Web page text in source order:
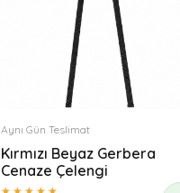
Aynı Gün Teslimat
Kırmızı Beyaz Gerbera
Cenaze Çelengi